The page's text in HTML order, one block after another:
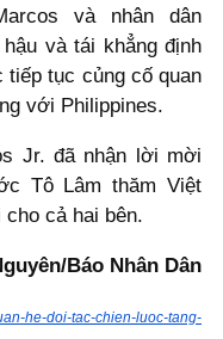
và nhân dân
và tái khẳng định
tiếp tục củng cố quan
với Philippines.
Jr. đã nhận lời mời
Tô Lâm thăm Việt
cả hai bên.
Báo Nhân Dân
he-doi-tac-chien-luoc-tang-